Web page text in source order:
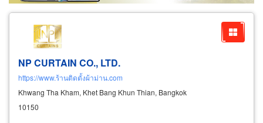
NP CURTAIN CO., LTD.
https://www.ร้านติดตั้งผ้าม่าน.com
Khwang Tha Kham, Khet Bang Khun Thian, Bangkok
10150